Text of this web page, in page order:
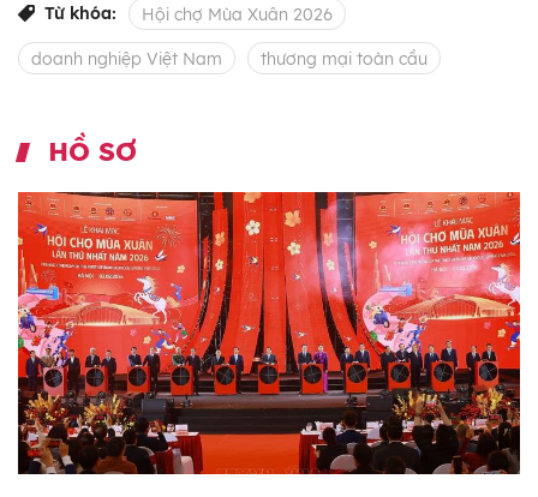
Từ khóa: Hội chợ Mùa Xuân 2026
doanh nghiệp Việt Nam thương mại toàn cầu
HỒ SƠ